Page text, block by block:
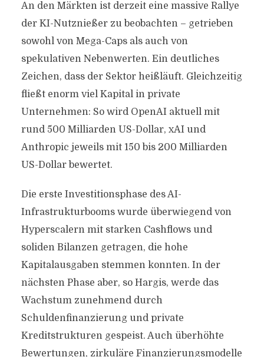
An den Märkten ist derzeit eine massive Rallye
der KI-Nutznießer zu beobachten – getrieben
sowohl von Mega-Caps als auch von
spekulativen Nebenwerten. Ein deutliches
Zeichen, dass der Sektor heißläuft. Gleichzeitig
fließt enorm viel Kapital in private
Unternehmen: So wird OpenAI aktuell mit
rund 500 Milliarden US-Dollar, xAI und
Anthropic jeweils mit 150 bis 200 Milliarden
US-Dollar bewertet.
Die erste Investitionsphase des AI-
Infrastrukturbooms wurde überwiegend von
Hyperscalern mit starken Cashflows und
soliden Bilanzen getragen, die hohe
Kapitalausgaben stemmen konnten. In der
nächsten Phase aber, so Hargis, werde das
Wachstum zunehmend durch
Schuldenfinanzierung und private
Kreditstrukturen gespeist. Auch überhöhte
Bewertungen, zirkuläre Finanzierungsmodelle